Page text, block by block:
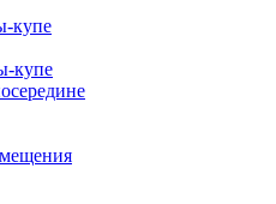
купе
купе